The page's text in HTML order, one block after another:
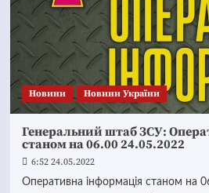
Новини Новини України
Генеральний штаб ЗСУ:
станом на 06.00 24.05.2022
6:52 24.05.2022
Оперативна інформація станом на